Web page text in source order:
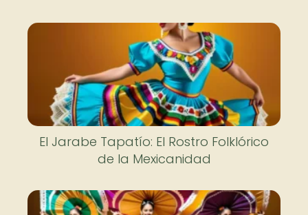
El Jarabe Tapatío: El Rostro Folklórico
de la Mexicanidad